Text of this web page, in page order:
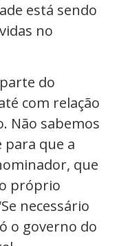
está sendo
no
do
com relação
Não sabemos
para que a
que
próprio
necessário
o governo do